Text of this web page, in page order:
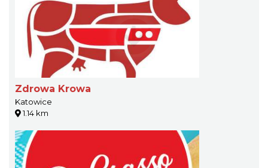
Zdrowa Krowa
Katowice
1.14 km